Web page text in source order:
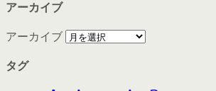
アーカイブ
アーカイブ
タグ